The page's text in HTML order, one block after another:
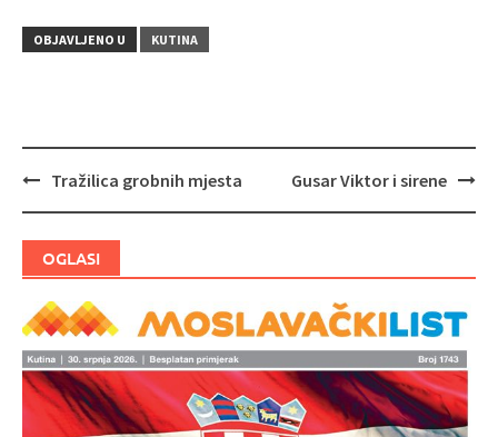
OBJAVLJENO U KUTINA
Tražilica grobnih mjesta Gusar Viktor i sirene
OGLASI